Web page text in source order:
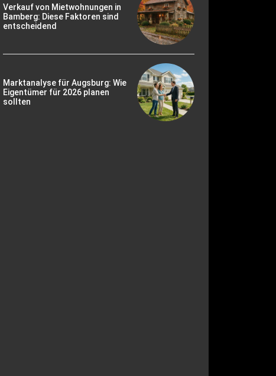
Verkauf von Mietwohnungen in
Bamberg: Diese Faktoren sind
entscheidend
Marktanalyse für Augsburg: Wie
Eigentümer für 2026 planen
sollten